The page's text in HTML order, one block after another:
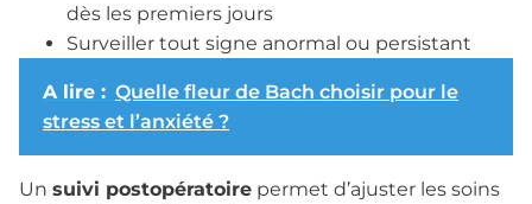
dès les premiers jours
Surveiller tout signe anormal ou persistant
A lire : Quelle fleur de Bach choisir pour le
stress et l’anxiété ?
Un suivi postopératoire permet d’ajuster les soins